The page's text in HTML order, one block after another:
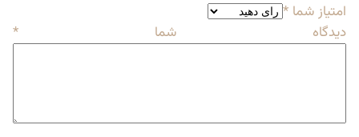
امتیاز شما *
دیدگاه شما *